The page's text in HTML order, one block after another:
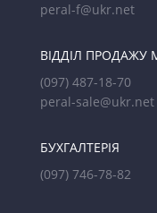
peral-f@ukr.net
ВІДДІЛ ПРОДАЖУ
(097) 487-18-70
peral-sale@ukr.net
БУХГАЛТЕРІЯ
(097) 746-78-82